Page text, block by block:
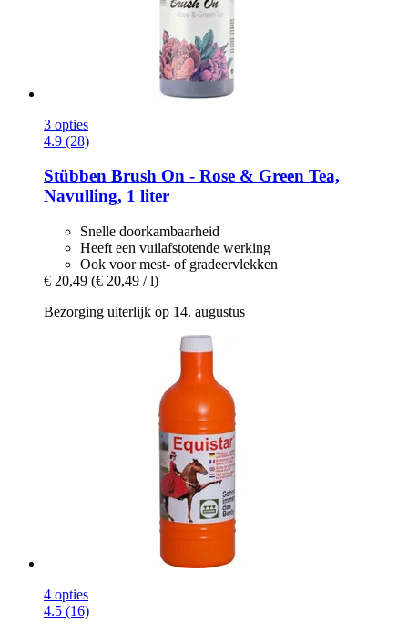
3 opties
4.9 (28)
Stübben Brush On -​ Rose & Green Tea,
Navulling, 1 liter
Snelle doorkambaarheid
Heeft een vuilafstotende werking
Ook voor mest- of gradeervlekken
€ 20,49 (€ 20,49 / l)
Bezorging uiterlijk op 14. augustus
4 opties
4.5 (16)